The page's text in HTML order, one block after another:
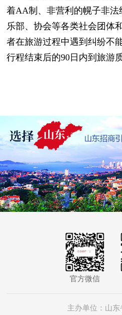
着AA制、非营利的幌子非
乐部、协会等各类社会团体
者在旅游过程中遇到纠纷不
行程结束后的90日内到旅游
官方微信
主办单位：山